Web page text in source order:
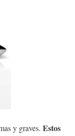
y graves. Estos